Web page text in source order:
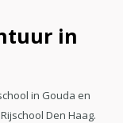
in
in Gouda en
Den Haag.